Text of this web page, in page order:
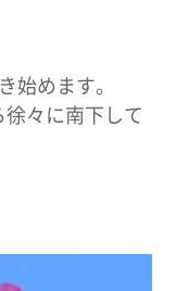
始めます。
徐々に南下して